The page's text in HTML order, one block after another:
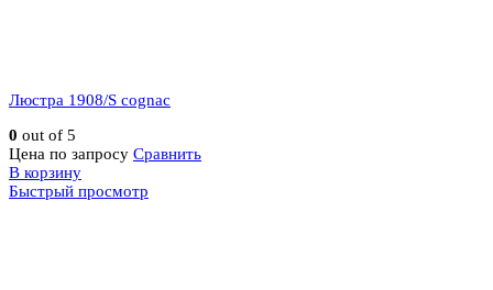
Люстра 1908/S cognac
0 out of 5
Цена по запросу Сравнить
В корзину
Быстрый просмотр